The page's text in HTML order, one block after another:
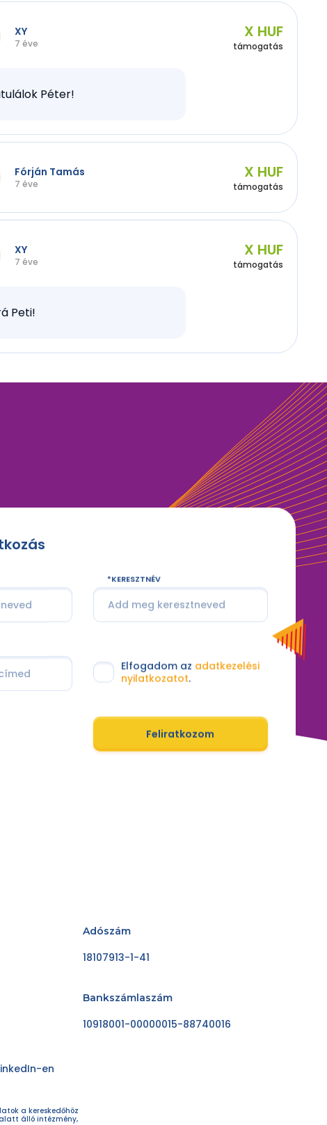
XY
7 éve
X HUF
támogatás
Péter!
Fórján Tamás
7 éve
X HUF
támogatás
XY
7 éve
X HUF
támogatás
Peti!
KERESZTNÉV
Elfogadom az adatkezelési
nyilatkozatot.
Feliratkozom
Adószám
18107913-1-41
Bankszámlaszám
10918001-00000015-88740016
en
a kereskedőhöz
álló intézmény,